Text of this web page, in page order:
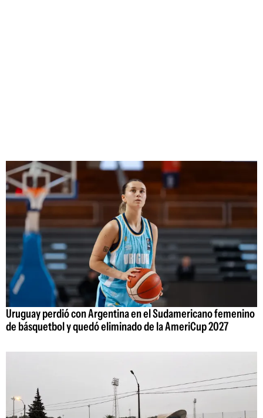
Uruguay perdió con Argentina en el Sudamericano femenino
de básquetbol y quedó eliminado de la AmeriCup 2027